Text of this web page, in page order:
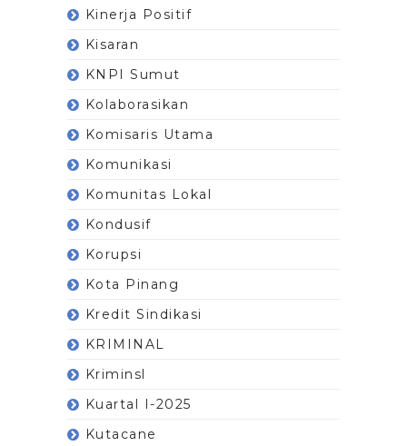
Kinerja Positif
Kisaran
KNPI Sumut
Kolaborasikan
Komisaris Utama
Komunikasi
Komunitas Lokal
Kondusif
Korupsi
Kota Pinang
Kredit Sindikasi
KRIMINAL
Kriminsl
Kuartal I-2025
Kutacane